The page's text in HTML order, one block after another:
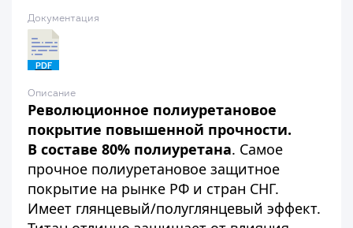
Документация
PDF
Описание
Революционное полиуретановое
покрытие повышенной прочности.
В составе 80% полиуретана. Самое
прочное полиуретановое защитное
покрытие на рынке РФ и стран СНГ.
Имеет глянцевый/полуглянцевый эффект.